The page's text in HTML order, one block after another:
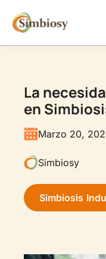
contenido
La
en
Marzo 20,
Simbiosy
Simbiosis